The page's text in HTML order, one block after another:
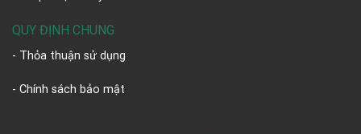
QUY ĐỊNH CHUNG
- Thỏa thuận sử dụng
- Chính sách bảo mật